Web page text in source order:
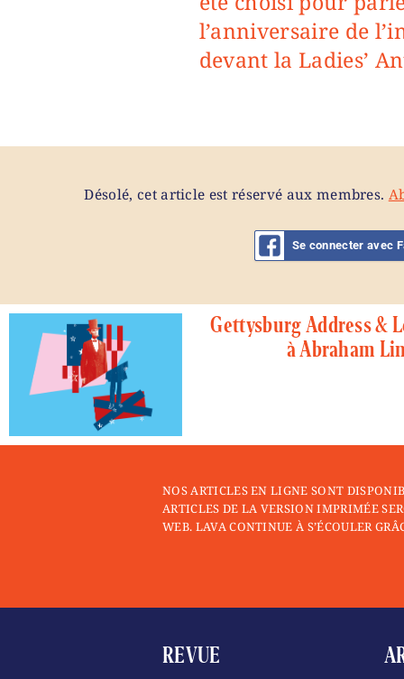
l’anniversaire de
devant la Ladies’
Désolé, cet article est réservé aux membres.
Se connecter avec
Gettysburg Address &
à Abraham
NOS ARTICLES EN LIGNE SONT
ARTICLES DE LA VERSION IMPRIMÉE
WEB. LAVA CONTINUE À S’ÉCOULER
REVUE